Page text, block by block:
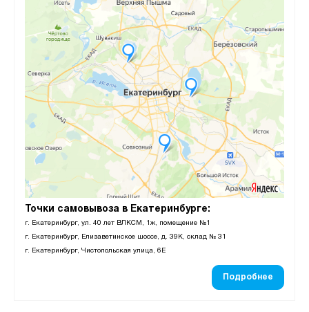
Точки самовывоза в Екатеринбурге:
г. Екатеринбург, ул. 40 лет ВЛКСМ, 1ж, помещение №1
г. Екатеринбург, Елизаветинское шоссе, д. 39К, склад № 31
г. Екатеринбург, Чистопольская улица, 6Е
Подробнее